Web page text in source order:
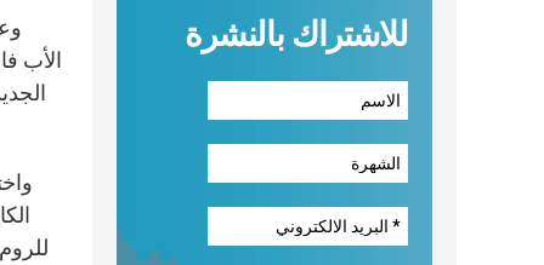
الأب
للاشتراك بالنشرة